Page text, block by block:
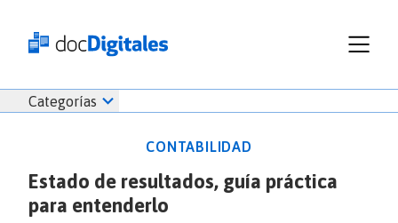
Empresas
Prueba Gratis
Iniciar Sesión
Iniciar
sesión
Línea
docDigitales
Categorías
Inicio
CONTABILIDAD
Estado de resultados, guía práctica
para entenderlo